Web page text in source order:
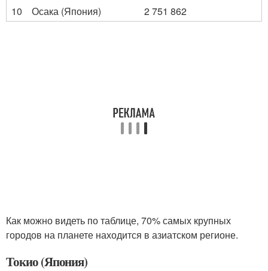
10
Осака (Япония) 2 751 862
Как можно видеть по таблице, 70% самых крупных
городов на планете находится в азиатском регионе.
Токио (Япония)